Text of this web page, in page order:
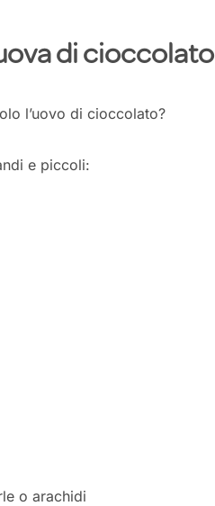
di cioccolato
l’uovo di cioccolato?
e piccoli:
o arachidi